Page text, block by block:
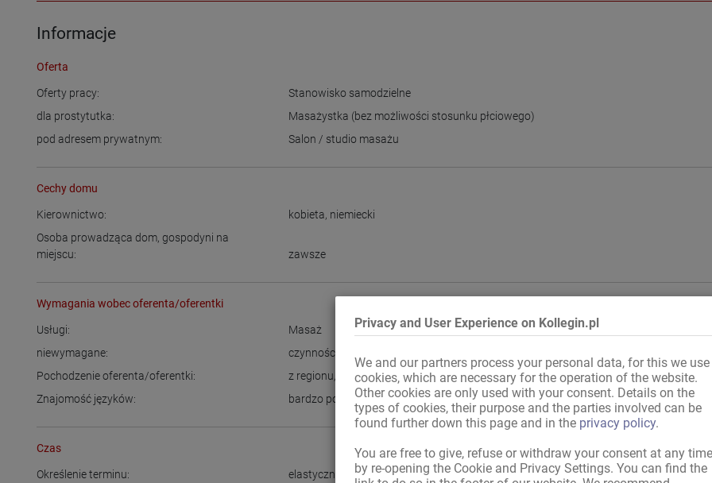
Privacy and User Experience on Kollegin.pl
We and our partners process your personal data, for this we use
cookies, which are necessary for the operation of the website.
Other cookies are only used with your consent. Details on the
types of cookies, their purpose and the parties involved can be
found further down this page and in the privacy policy.
You are free to give, refuse or withdraw your consent at any time
by re-opening the Cookie and Privacy Settings. You can find the
Informacje
Oferta
Oferty pracy:
Stanowisko samodzielne
dla prostytutka:
Masażystka (bez możliwości stosunku płciowego)
pod adresem prywatnym:
Salon / studio masażu
Cechy domu
Kierownictwo: kobieta, niemiecki
Osoba prowadząca dom, gospodyni na
miejscu:
zawsze
Wymagania wobec oferenta/oferentki
Usługi:
Masaż
niewymagane:
czynności seksualne
Pochodzenie oferenta/oferentki:
z regionu Niemcy,Kraj UE,międzynarodowe, legalnie
Znajomość języków:
bardzo podstawowy niemiecki
Czas
Określenie terminu: elastyczny czas pracy